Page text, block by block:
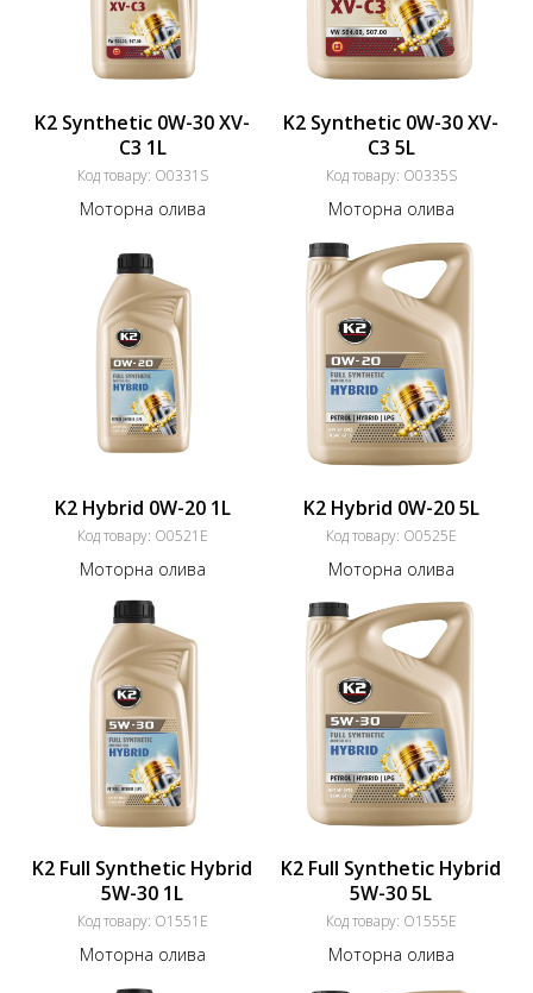
K2 Synthetic 0W-30 XV-
C3 1L
Код товару: O0331S
Моторна олива
K2 Synthetic 0W-30 XV-
C3 5L
Код товару: O0335S
Моторна олива
K2 Hybrid 0W-20 1L
Код товару: O0521E
Моторна олива
K2 Hybrid 0W-20 5L
Код товару: O0525E
Моторна олива
K2 Full Synthetic Hybrid
5W-30 1L
Код товару: O1551E
Моторна олива
K2 Full Synthetic Hybrid
5W-30 5L
Код товару: O1555E
Моторна олива